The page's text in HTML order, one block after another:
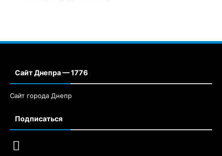
Сайт Днепра — 1776
Сайт города Днепр
Подписаться